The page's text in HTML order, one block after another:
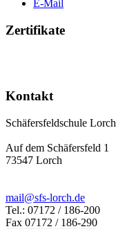
E-Mail
Zertifikate
Kontakt
Schäfersfeldschule Lorch
Auf dem Schäfersfeld 1
73547 Lorch
mail@sfs-lorch.de
Tel.: 07172 / 186-200
Fax 07172 / 186-290